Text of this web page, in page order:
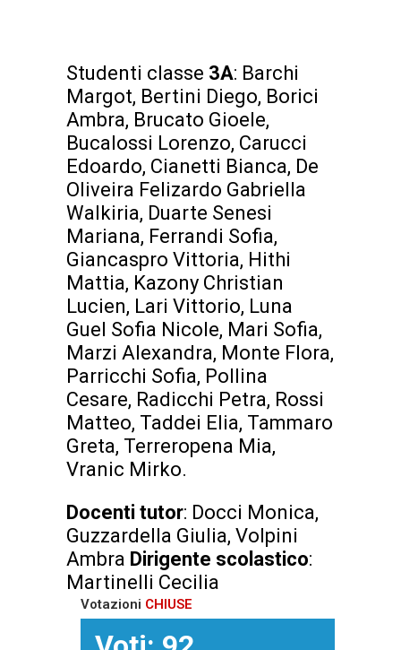
Studenti classe 3A: Barchi
Margot, Bertini Diego, Borici
Ambra, Brucato Gioele,
Bucalossi Lorenzo, Carucci
Edoardo, Cianetti Bianca, De
Oliveira Felizardo Gabriella
Walkiria, Duarte Senesi
Mariana, Ferrandi Sofia,
Giancaspro Vittoria, Hithi
Mattia, Kazony Christian
Lucien, Lari Vittorio, Luna
Guel Sofia Nicole, Mari Sofia,
Marzi Alexandra, Monte Flora,
Parricchi Sofia, Pollina
Cesare, Radicchi Petra, Rossi
Matteo, Taddei Elia, Tammaro
Greta, Terreropena Mia,
Vranic Mirko.
Docenti tutor: Docci Monica,
Guzzardella Giulia, Volpini
Ambra Dirigente scolastico:
Martinelli Cecilia
Votazioni CHIUSE